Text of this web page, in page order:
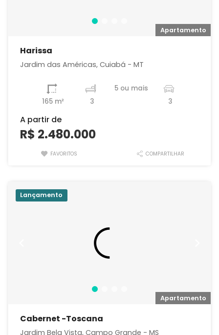
Apartamento
Harissa
Jardim das Américas, Cuiabá - MT
165 m² 3
5 ou mais
3
A partir de
R$ 2.480.000
FAVORITOS COMPARTILHAR
Apartamento
Lançamento
Cabernet -Toscana
Jardim Bela Vista, Campo Grande - MS